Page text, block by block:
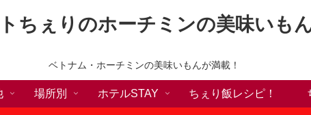
ちぇりのホーチミンの美味いも
ベトナム・ホーチミンの美味いもんが満載！
場所別 ホテルSTAY ちぇり飯レシピ！